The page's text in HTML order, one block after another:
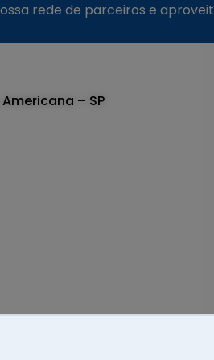
rede de parceiros e
– SP
| Instituto Salesiano